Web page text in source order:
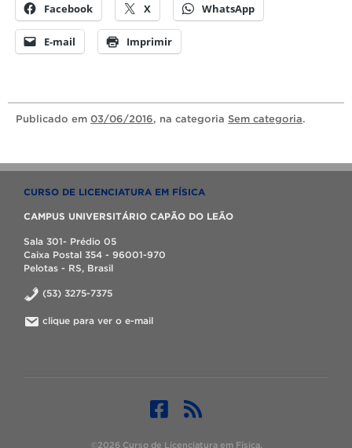
Facebook X WhatsApp
E-mail Imprimir
Publicado em 03/06/2016, na categoria Sem categoria.
CURSO DE LICENCIATURA EM FÍSICA
CAMPUS UNIVERSITÁRIO CAPÃO DO LEÃO
Sala 301- Prédio 05
Caixa Postal 354 - 96001-970
Pelotas - RS, Brasil
(53) 3275-7375
clique para ver o e-mail
©2026 Curso de Licenciatura em Física.